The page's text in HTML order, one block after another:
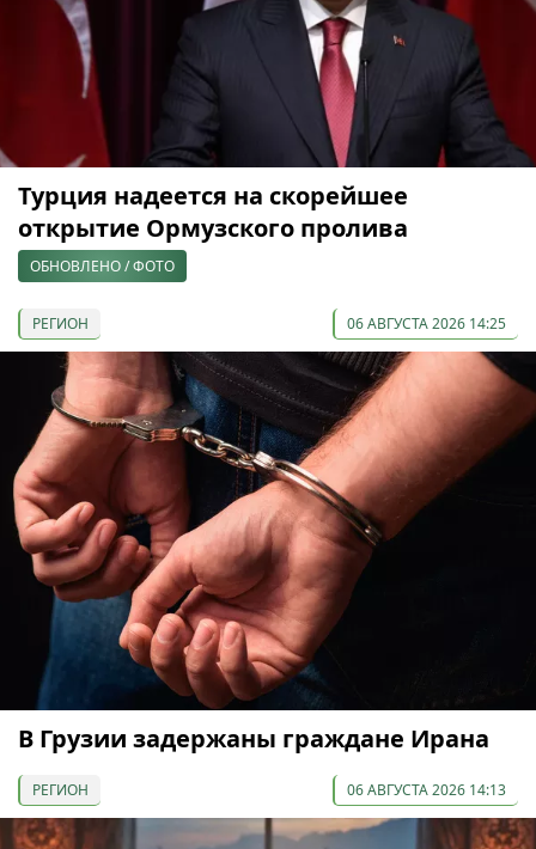
Турция надеется на скорейшее
открытие Ормузского пролива
ОБНОВЛЕНО / ФОТО
РЕГИОН 06 АВГУСТА 2026 14:25
В Грузии задержаны граждане Ирана
РЕГИОН 06 АВГУСТА 2026 14:13